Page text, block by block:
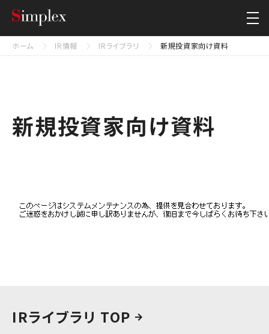
シンプレクス・ホールディングス株式会社
ホーム IR情報 IRライブラリ 新規投資家向け資料
新規投資家向け資料
IRライブラリ TOP